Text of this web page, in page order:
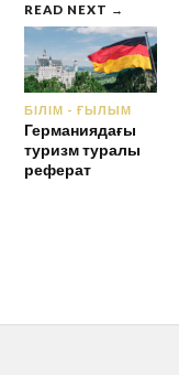
READ NEXT →
БІЛІМ - ҒЫЛЫМ
Германиядағы
туризм туралы
реферат